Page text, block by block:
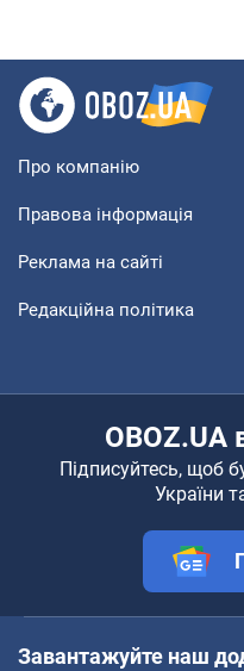
Про компанію
Правова інформація
Реклама на сайті
Редакційна політика
OBOZ.UA
Підписуйтесь, щоб
України
Завантажуйте наш